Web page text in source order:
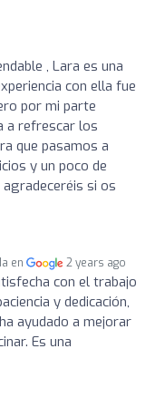
, Lara es una
con ella fue
por mi parte
a refrescar los
que pasamos a
y un poco de
si os
en 2 years ago
con el trabajo
y dedicación,
ayudado a mejorar
Es una